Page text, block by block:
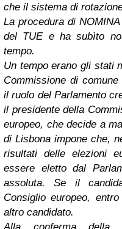
che il sistema di
La procedura di
del TUE e ha subìto
tempo.
Un tempo erano gli stati
Commissione di
il ruolo del Parlamento
il presidente della
europeo, che decide a
di Lisbona impone che,
risultati delle elezioni
essere eletto dal
assoluta. Se il
Consiglio europeo,
altro candidato.